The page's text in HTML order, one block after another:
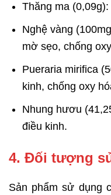
Thăng ma
Nghệ vàng
mờ sẹo, chống
Pueraria mirifica
kinh, chống oxy
Nhung hươu
điều kinh.
4. Đối tượng
Sản phẩm sử dụng